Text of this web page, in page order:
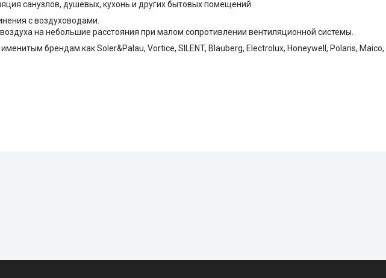
санузлов, душевых, кухонь и других бытовых помещений.
с воздуховодами.
на небольшие расстояния при малом сопротивлении вентиляционной системы.
брендам как Soler&Palau, Vortice, SILENT, Blauberg, Electrolux, Honeywell, Polaris, Maico,